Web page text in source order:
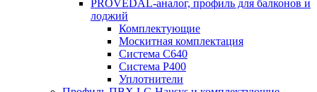
PROVEDAL-аналог, профиль для балконов и
лоджий
Комплектующие
Москитная комплектация
Система C640
Система P400
Уплотнители